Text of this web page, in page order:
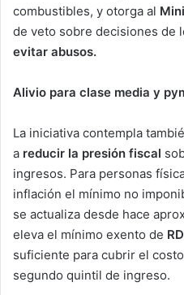
combustibles, y otorga al
de veto sobre decisiones de
evitar abusos.
Alivio para clase media y
La iniciativa contempla
a reducir la presión fiscal
ingresos. Para personas
inflación el mínimo no
se actualiza desde hace
eleva el mínimo exento de
suficiente para cubrir el
segundo quintil de ingreso.